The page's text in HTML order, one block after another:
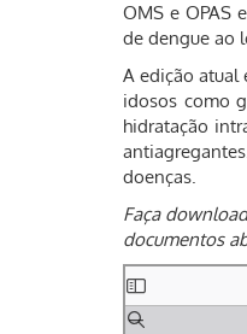
OMS e OPAS
de dengue ao
A edição atual
idosos como
hidratação
doenças.
Faça
documentos
Skip
to
PDF